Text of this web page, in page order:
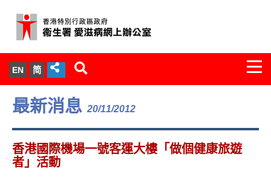
EN 简
關於我們
服務範圍
文件櫃
最新消息 20/11/2012
香港國際機場一號客運大樓「做個健康旅遊
者」活動